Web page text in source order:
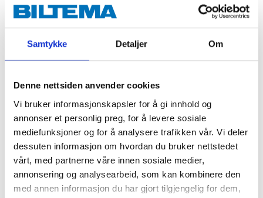
Samtykke Detaljer Om
Denne nettsiden anvender cookies
Vi bruker informasjonskapsler for å gi innhold og
annonser et personlig preg, for å levere sosiale
mediefunksjoner og for å analysere trafikken vår. Vi deler
dessuten informasjon om hvordan du bruker nettstedet
vårt, med partnerne våre innen sosiale medier,
annonsering og analysearbeid, som kan kombinere den
med annen informasjon du har gjort tilgjengelig for dem,
Asbestos free brake pads for 2 wheels.
Technical specifications
Width
130,0 mm